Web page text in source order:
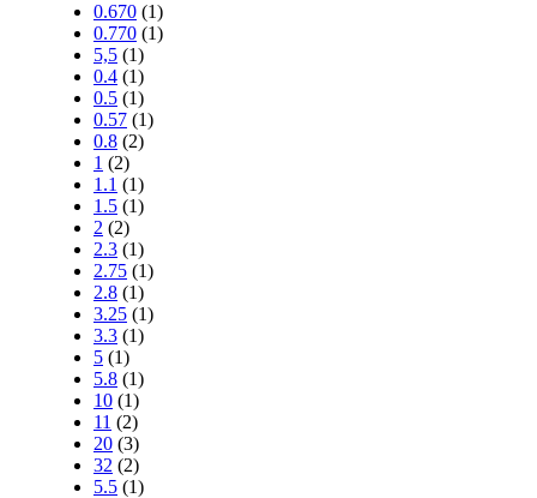
0.670 (1)
0.770 (1)
5,5 (1)
0.4 (1)
0.5 (1)
0.57 (1)
0.8 (2)
1 (2)
1.1 (1)
1.5 (1)
2 (2)
2.3 (1)
2.75 (1)
2.8 (1)
3.25 (1)
3.3 (1)
5 (1)
5.8 (1)
10 (1)
11 (2)
20 (3)
32 (2)
5.5 (1)